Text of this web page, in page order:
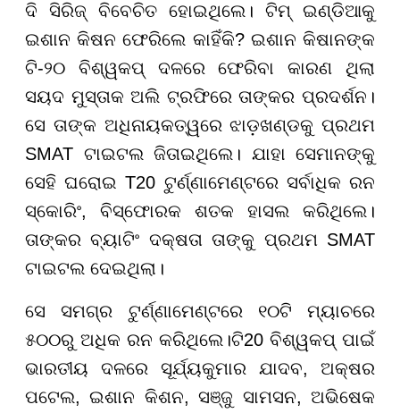
ଦି ସିରିଜ୍ ବିବେଚିତ ହୋଇଥିଲେ। ଟିମ୍ ଇଣ୍ଡିଆକୁ
ଇଶାନ କିଷନ ଫେରିଲେ କାହିଁକି? ଇଶାନ କିଷାନଙ୍କ
ଟି-୨୦ ବିଶ୍ୱକପ୍ ଦଳରେ ଫେରିବା କାରଣ ଥିଲା
ସୟଦ ମୁସ୍ତାକ ଅଲି ଟ୍ରଫିରେ ତାଙ୍କର ପ୍ରଦର୍ଶନ।
ସେ ତାଙ୍କ ଅଧିନାୟକତ୍ୱରେ ଝାଡ଼ଖଣ୍ଡକୁ ପ୍ରଥମ
SMAT ଟାଇଟଲ ଜିତାଇଥିଲେ। ଯାହା ସେମାନଙ୍କୁ
ସେହି ଘରୋଇ T20 ଟୁର୍ଣ୍ଣାମେଣ୍ଟରେ ସର୍ବାଧିକ ରନ
ସ୍କୋରିଂ, ବିସ୍ଫୋରକ ଶତକ ହାସଲ କରିଥିଲେ।
ତାଙ୍କର ବ୍ୟାଟିଂ ଦକ୍ଷତା ତାଙ୍କୁ ପ୍ରଥମ SMAT
ଟାଇଟଲ ଦେଇଥିଲା।
ସେ ସମଗ୍ର ଟୁର୍ଣ୍ଣାମେଣ୍ଟରେ ୧୦ଟି ମ୍ୟାଚରେ
୫୦୦ରୁ ଅଧିକ ରନ କରିଥିଲେ।ଟି20 ବିଶ୍ୱକପ୍ ପାଇଁ
ଭାରତୀୟ ଦଳରେ ସୂର୍ଯ୍ୟକୁମାର ଯାଦବ, ଅକ୍ଷର
ପଟେଲ, ଇଶାନ କିଶନ, ସଞ୍ଜୁ ସାମସନ, ଅଭିଷେକ